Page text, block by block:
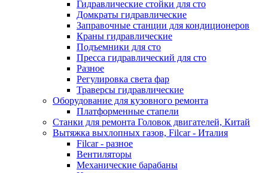
Гидравлические стойки для сто
Домкраты гидравлические
Заправочные станции для кондиционеров
Краны гидравлические
Подъемники для сто
Пресса гидравлический для сто
Разное
Регулировка света фар
Траверсы гидравлические
Оборудование для кузовного ремонта
Платформенные стапели
Станки для ремонта Головок двигателей, Китай
Вытяжка выхлопных газов, Filcar - Италия
Filcar - разное
Вентиляторы
Механические барабаны